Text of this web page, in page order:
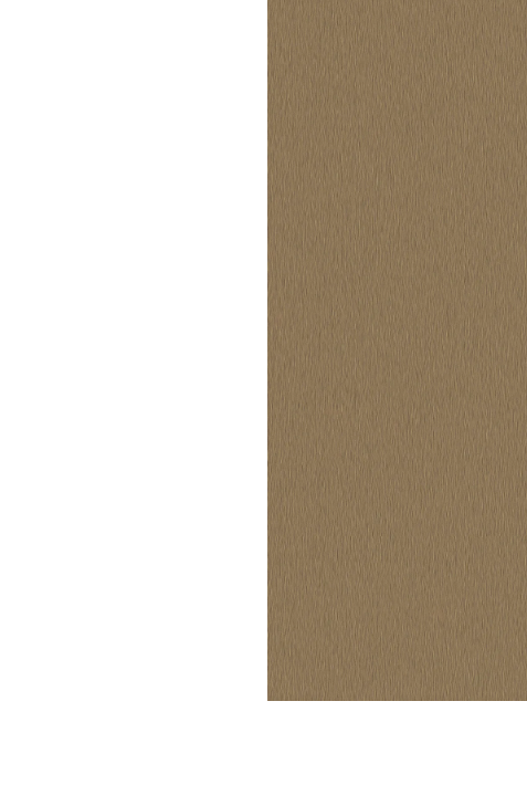
Higold
Kitchen Tall Unit Basket
Kitchen Pull Out Basket
Kitchen Corner Basket
Kitchen Wall Cabinet
Kitchen Base Unit Basket
Kitchen Accessories
Steelcase